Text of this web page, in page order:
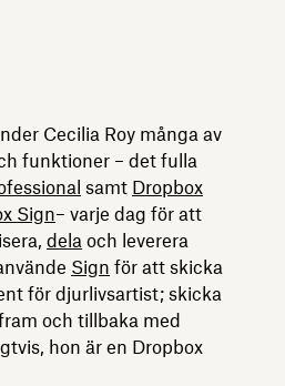
Cecilia Roy många av
funktioner – det fulla
samt Dropbox
Sign– varje dag för att
dela och leverera
Sign för att skicka
för djurlivsartist; skicka
och tillbaka med
hon är en Dropbox